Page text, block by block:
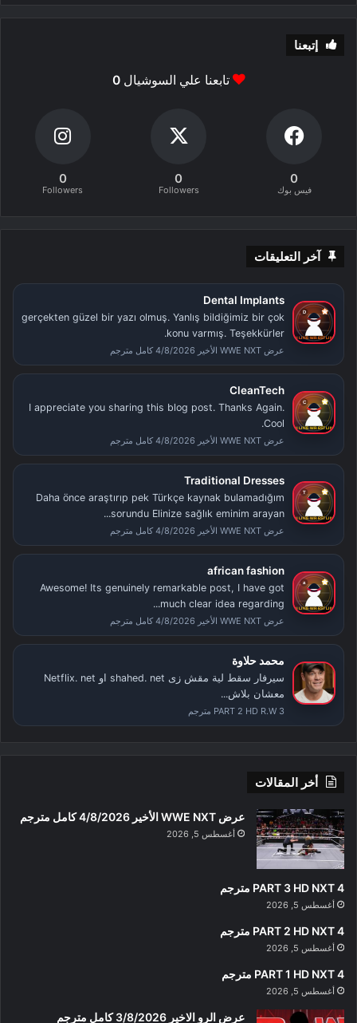
إتبعنا
تابعنا علي السوشيال0
0
فيس بوك
0
Followers
0
Followers
آخر التعليقات
Dental Implants
gerçekten güzel bir yazı olmuş. Yanlış bildiğimiz bir çok
konu varmış. Teşekkürler.
عرض WWE NXT الأخير 4/8/2026 كامل مترجم
CleanTech
I appreciate you sharing this blog post. Thanks Again.
Cool.
عرض WWE NXT الأخير 4/8/2026 كامل مترجم
Traditional Dresses
Daha önce araştırıp pek Türkçe kaynak bulamadığım
sorundu Elinize sağlık eminim arayan...
عرض WWE NXT الأخير 4/8/2026 كامل مترجم
african fashion
Awesome! Its genuinely remarkable post, I have got
much clear idea regarding...
عرض WWE NXT الأخير 4/8/2026 كامل مترجم
محمد حلاوة
سيرفار سقط لية مقش زى shahed. net او Netflix. net
معشان بلاش...
PART 2 HD R.W 3 مترجم
أخر المقالات
عرض WWE NXT الأخير 4/8/2026 كامل مترجم
أغسطس 5, 2026
PART 3 HD NXT 4 مترجم
أغسطس 5, 2026
PART 2 HD NXT 4 مترجم
أغسطس 5, 2026
PART 1 HD NXT 4 مترجم
أغسطس 5, 2026
عرض الرو الاخير 3/8/2026 كامل مترجم